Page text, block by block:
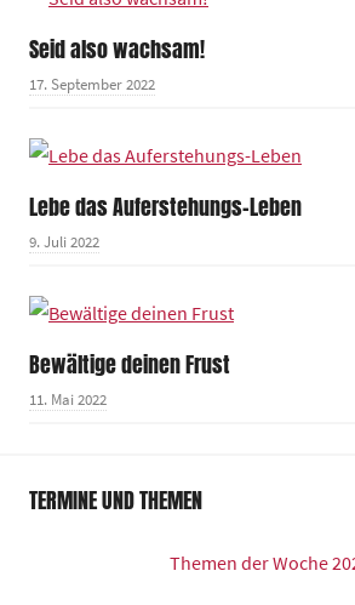
Seid also wachsam!
17. September 2022
Lebe das Auferstehungs-Leben
9. Juli 2022
Bewältige deinen Frust
11. Mai 2022
TERMINE UND THEMEN
Themen der Woche